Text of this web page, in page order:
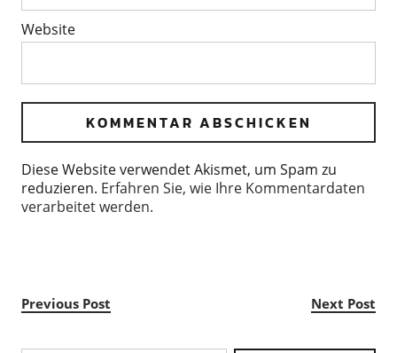
Website
Diese Website verwendet Akismet, um Spam zu
reduzieren. Erfahren Sie, wie Ihre Kommentardaten
verarbeitet werden.
Previous Post Next Post